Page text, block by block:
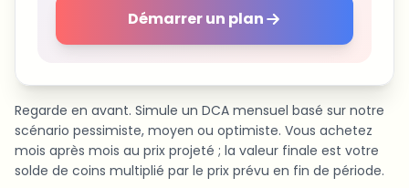
Démarrer un plan
Regarde en avant. Simule un DCA mensuel basé sur notre
scénario pessimiste, moyen ou optimiste. Vous achetez
mois après mois au prix projeté ; la valeur finale est votre
solde de coins multiplié par le prix prévu en fin de période.